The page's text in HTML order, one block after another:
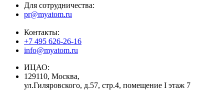
Для сотрудничества:
pr@myatom.ru
Контакты:
+7 495 626-26-16
info@myatom.ru
ИЦАО:
129110, Москва,
ул.Гиляровского, д.57, стр.4, помещение I этаж 7